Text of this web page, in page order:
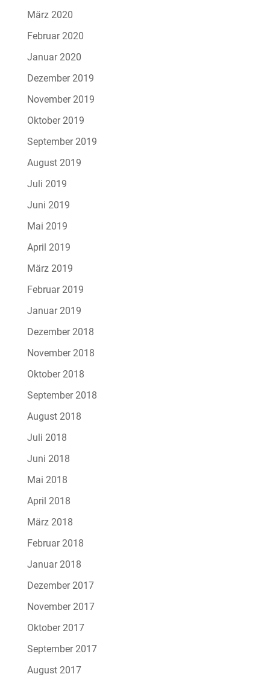
März 2020
Februar 2020
Januar 2020
Dezember 2019
November 2019
Oktober 2019
September 2019
August 2019
Juli 2019
Juni 2019
Mai 2019
April 2019
März 2019
Februar 2019
Januar 2019
Dezember 2018
November 2018
Oktober 2018
September 2018
August 2018
Juli 2018
Juni 2018
Mai 2018
April 2018
März 2018
Februar 2018
Januar 2018
Dezember 2017
November 2017
Oktober 2017
September 2017
August 2017